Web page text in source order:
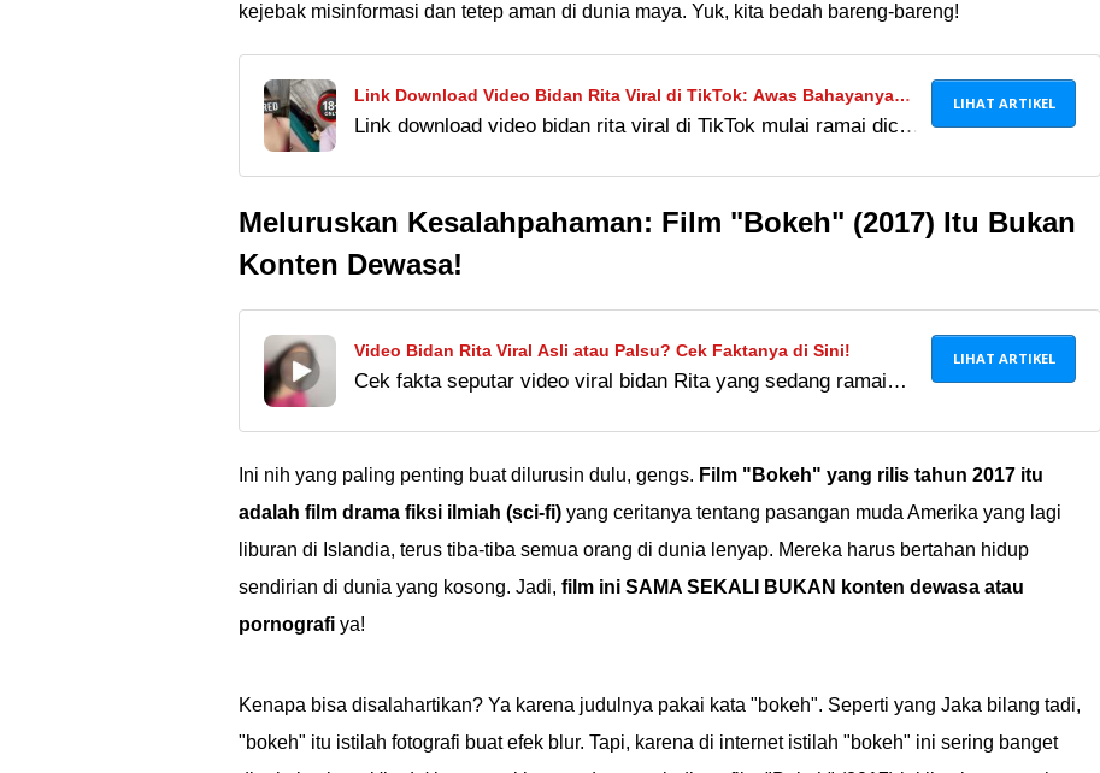
kejebak misinformasi dan tetep aman di dunia maya. Yuk, kita bedah bareng-bareng!
Link Download Video Bidan Rita Viral di TikTok: Awas Bahayanya
Mirip Video Bu Guru Salsa!
Link download video bidan rita viral di TikTok mulai ramai dicari
LIHAT ARTIKEL
Meluruskan Kesalahpahaman: Film "Bokeh" (2017) Itu Bukan
Konten Dewasa!
Video Bidan Rita Viral Asli atau Palsu? Cek Faktanya di Sini!
Cek fakta seputar video viral bidan Rita yang sedang ramai
LIHAT ARTIKEL
Ini nih yang paling penting buat dilurusin dulu, gengs. Film "Bokeh" yang rilis tahun 2017 itu
adalah film drama fiksi ilmiah (sci-fi) yang ceritanya tentang pasangan muda Amerika yang lagi
liburan di Islandia, terus tiba-tiba semua orang di dunia lenyap. Mereka harus bertahan hidup
sendirian di dunia yang kosong. Jadi, film ini SAMA SEKALI BUKAN konten dewasa atau
pornografi ya!
Kenapa bisa disalahartikan? Ya karena judulnya pakai kata "bokeh". Seperti yang Jaka bilang tadi,
"bokeh" itu istilah fotografi buat efek blur. Tapi, karena di internet istilah "bokeh" ini sering banget